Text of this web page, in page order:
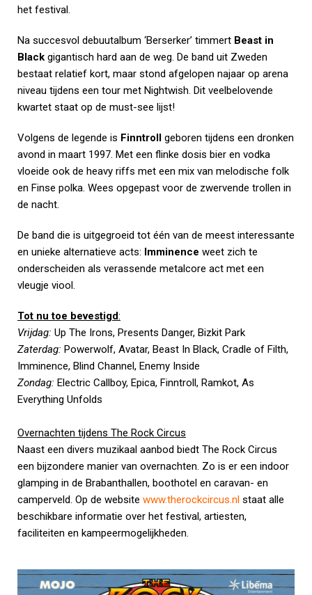
het festival.
Na succesvol debuutalbum ‘Berserker’ timmert Beast in
Black gigantisch hard aan de weg. De band uit Zweden
bestaat relatief kort, maar stond afgelopen najaar op arena
niveau tijdens een tour met Nightwish. Dit veelbelovende
kwartet staat op de must-see lijst!
Volgens de legende is Finntroll geboren tijdens een dronken
avond in maart 1997. Met een flinke dosis bier en vodka
vloeide ook de heavy riffs met een mix van melodische folk
en Finse polka. Wees opgepast voor de zwervende trollen in
de nacht.
De band die is uitgegroeid tot één van de meest interessante
en unieke alternatieve acts: Imminence weet zich te
onderscheiden als verassende metalcore act met een
vleugje viool.
Tot nu toe bevestigd:
Vrijdag: Up The Irons, Presents Danger, Bizkit Park
Zaterdag: Powerwolf, Avatar, Beast In Black, Cradle of Filth,
Imminence, Blind Channel, Enemy Inside
Zondag: Electric Callboy, Epica, Finntroll, Ramkot, As
Everything Unfolds
Overnachten tijdens The Rock Circus
Naast een divers muzikaal aanbod biedt The Rock Circus
een bijzondere manier van overnachten. Zo is er een indoor
glamping in de Brabanthallen, boothotel en caravan- en
camperveld. Op de website www.therockcircus.nl staat alle
beschikbare informatie over het festival, artiesten,
faciliteiten en kampeermogelijkheden.